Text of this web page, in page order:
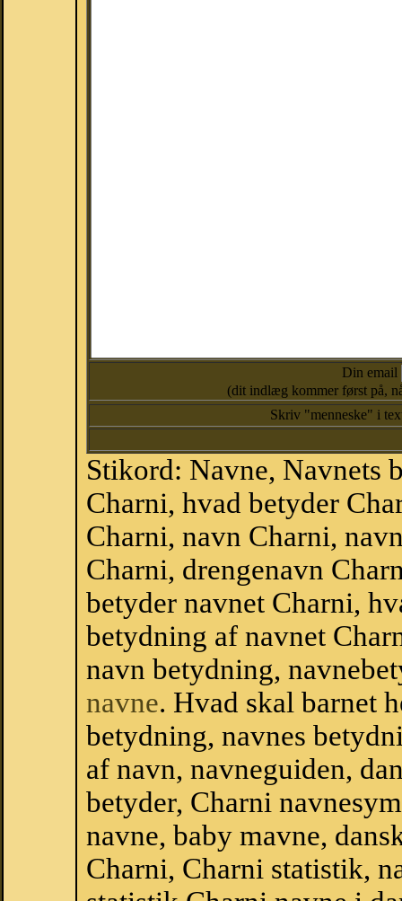
Din email
(dit indlæg kommer først på,
Skriv "menneske" i
Stikord: Navne, Navnets
Charni, hvad betyder
Charni, navn Charni,
Charni, drengenavn
betyder navnet Charni,
betydning af navnet
navn betydning,
navne. Hvad skal barnet
betydning, navnes
af navn, navneguiden,
betyder, Charni
navne, baby mavne,
Charni, Charni statistik,